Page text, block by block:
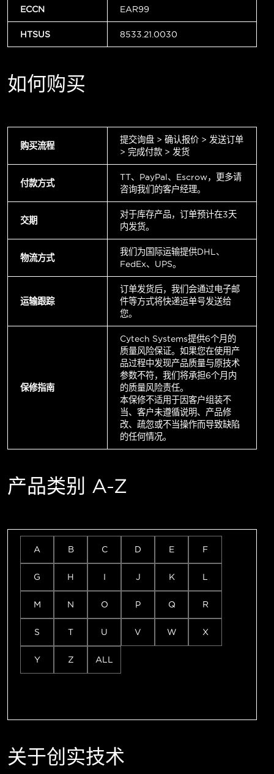
ECCN EAR99
HTSUS 8533.21.0030
如何购买
购买流程
提交询盘 > 确认报价 > 发送订单
> 完成付款 > 发货
付款方式
TT、PayPal、Escrow，更多请
咨询我们的客户经理。
交期
对于库存产品，订单预计在3天
内发货。
物流方式
我们为国际运输提供DHL、
FedEx、UPS。
运输跟踪
订单发货后，我们会通过电子邮
件等方式将快递运单号发送给
您。
保修指南
Cytech Systems提供6个月的
质量风险保证。如果您在使用产
品过程中发现产品质量与原技术
参数不符，我们将承担6个月内
的质量风险责任。
本保修不适用于因客户组装不
当、客户未遵循说明、产品修
改、疏忽或不当操作而导致缺陷
的任何情况。
产品类别 A-Z
A B C D E F
G H I J K L
M N O P Q R
S T U V W X
Y Z ALL
关于创实技术